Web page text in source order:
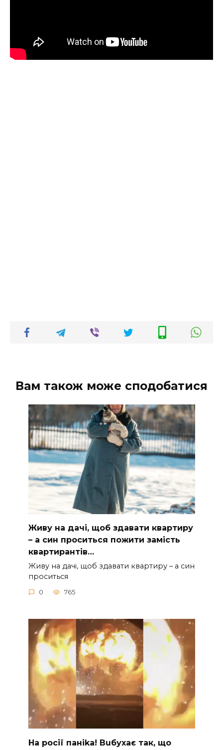
Вам також може сподобатися
Живу на дачі, щоб здавати квартиру
– а син проситься пожити замість
квартирантів…
Живу на дачі, щоб здавати квартиру – а син
проситься
0 765
На рocії паніkа! Вuбухає так, що